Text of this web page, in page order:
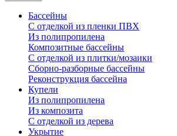
Бассейны
С отделкой из пленки ПВХ
Из полипропилена
Композитные бассейны
С отделкой из плитки/мозаики
Сборно-разборные бассейны
Реконструкция бассейна
Купели
Из полипропилена
Из композита
С отделкой из дерева
Укрытие